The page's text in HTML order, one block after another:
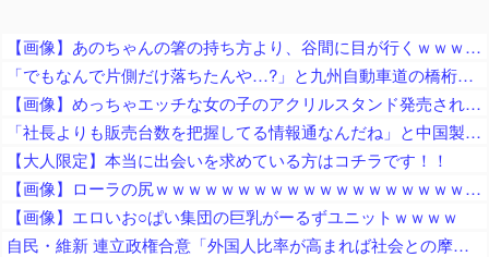
【画像】あのちゃんの箸の持ち方より、谷間に目が行くｗｗｗｗｗｗｗｗｗｗｗｗｗｗｗｗｗ
「でもなんで片側だけ落ちたんや…?」と九州自動車道の橋桁の様子に土木関係者が困惑、橋桁が残ったことは大絶賛するも……
【画像】めっちゃエッチな女の子のアクリルスタンド発売されるｗｗ
「社長よりも販売台数を把握してる情報通なんだね」と中国製軽EVを絶賛する人が猛ツッコミを食らう、社長の公式発表と随分食い違っておりますね……
【大人限定】本当に出会いを求めている方はコチラです！！
【画像】ローラの尻ｗｗｗｗｗｗｗｗｗｗｗｗｗｗｗｗｗｗｗｗｗｗｗｗ
【画像】エロいお○ぱい集団の巨乳がーるずユニットｗｗｗｗ
自民・維新 連立政権合意「外国人比率が高まれば社会との摩擦が起きかねない」外国人の受け入れ人数に量的管理（数値目標の検討を含む）を進める 経済界「制限強化は困る」と懸念